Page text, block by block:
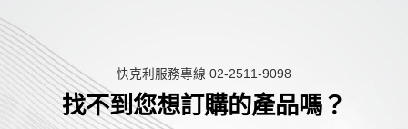
快克利服務專線 02-2511-9098
找不到您想訂購的產品嗎？